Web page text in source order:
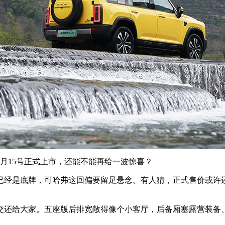
15号正式上市，还能不能再给一波惊喜？
是底牌，可哈弗这回偏要留足悬念。有人猜，正式售价或
给大家。五座版后排宽敞得像个小客厅，后备厢塞露营装